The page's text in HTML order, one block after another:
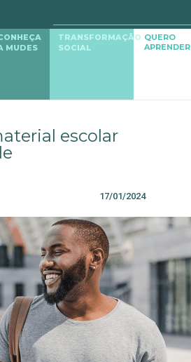
MUDES
TRANSFORMAÇÃO
SOCIAL
QUERO
APRENDER
escolar
17/01/2024